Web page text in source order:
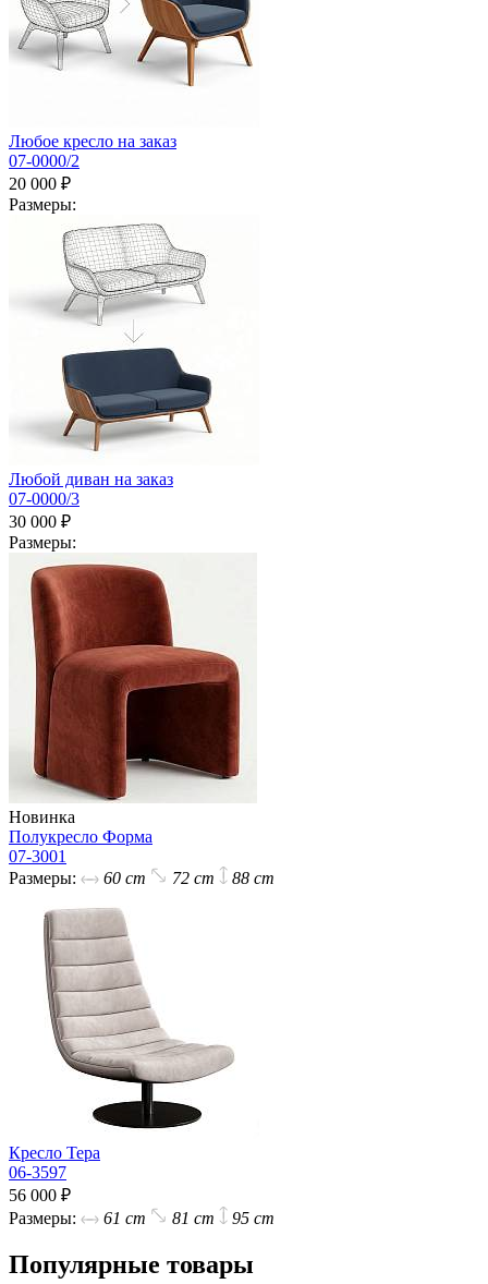
Любое кресло на заказ
07-0000/2
20 000 ₽
Размеры:
Любой диван на заказ
07-0000/3
30 000 ₽
Размеры:
Новинка
Полукресло Форма
07-3001
Размеры:
60 cm 72 cm 88 cm
Кресло Тера
06-3597
56 000 ₽
Размеры:
61 cm 81 cm 95 cm
Популярные товары